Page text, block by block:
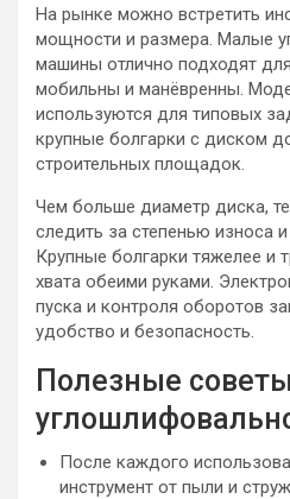
На рынке можно встретить
мощности и размера. Малые
машины отлично подходят
мобильны и манёвренны.
используются для типовых
крупные болгарки с диском
строительных площадок.
Чем больше диаметр диска,
следить за степенью износа
Крупные болгарки тяжелее и
хвата обеими руками.
пуска и контроля оборотов
удобство и безопасность.
Полезные
После каждого
инструмент от пыли и